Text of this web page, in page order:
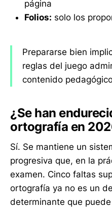
página
Folios: solo los
Prepararse bien
reglas del juego
contenido
¿Se han
ortografía en
Sí. Se mantiene un
progresiva que, en la
examen. Cinco faltas
ortografía ya no es un
determinante que